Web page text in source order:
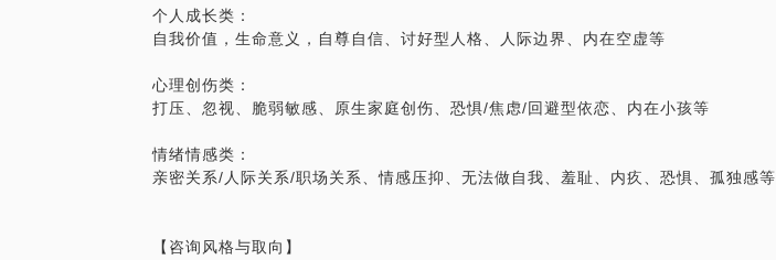
个人成长类：
自我价值，生命意义，自尊自信、讨好型人格、人际边界、内在空虚等
心理创伤类：
打压、忽视、脆弱敏感、原生家庭创伤、恐惧/焦虑/回避型依恋、内在小孩等
情绪情感类：
亲密关系/人际关系/职场关系、情感压抑、无法做自我、羞耻、内疚、恐惧、孤独感等
【咨询风格与取向】